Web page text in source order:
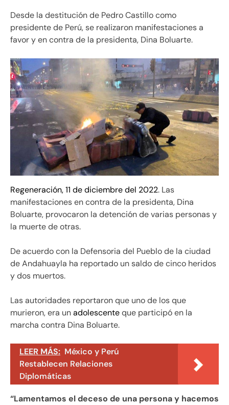
Desde la destitución de Pedro Castillo como
presidente de Perú, se realizaron manifestaciones a
favor y en contra de la presidenta, Dina Boluarte.
Regeneración, 11 de diciembre del 2022. Las
manifestaciones en contra de la presidenta, Dina
Boluarte, provocaron la detención de varias personas y
la muerte de otras.
De acuerdo con la Defensoria del Pueblo de la ciudad
de Andahuayla ha reportado un saldo de cinco heridos
y dos muertos.
Las autoridades reportaron que uno de los que
murieron, era unadolescenteque participó en la
marcha contra Dina Boluarte.
LEER MÁS: México y Perú
Restablecen Relaciones
Diplomáticas
“Lamentamos el deceso de una persona y hacemos